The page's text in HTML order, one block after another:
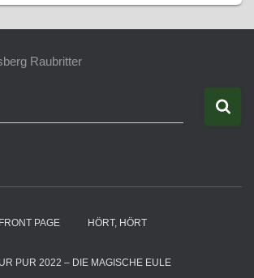
Raubritter
FRONT PAGE HÖRT, HÖRT
PUR 2022 – DIE MAGISCHE EULE